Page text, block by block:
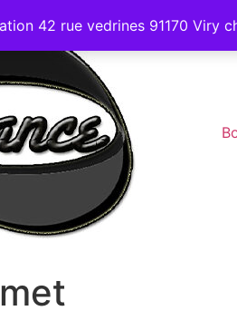
42 rue vedrines 91170 Viry